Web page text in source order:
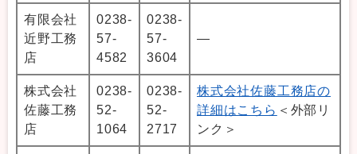
有限会社
近野工務
店
0238-
57-
4582
0238-
57-
3604
―
株式会社
佐藤工務
店
0238-
52-
1064
0238-
52-
2717
株式会社佐藤工務店の
詳細はこちら ＜外部リ
ンク＞